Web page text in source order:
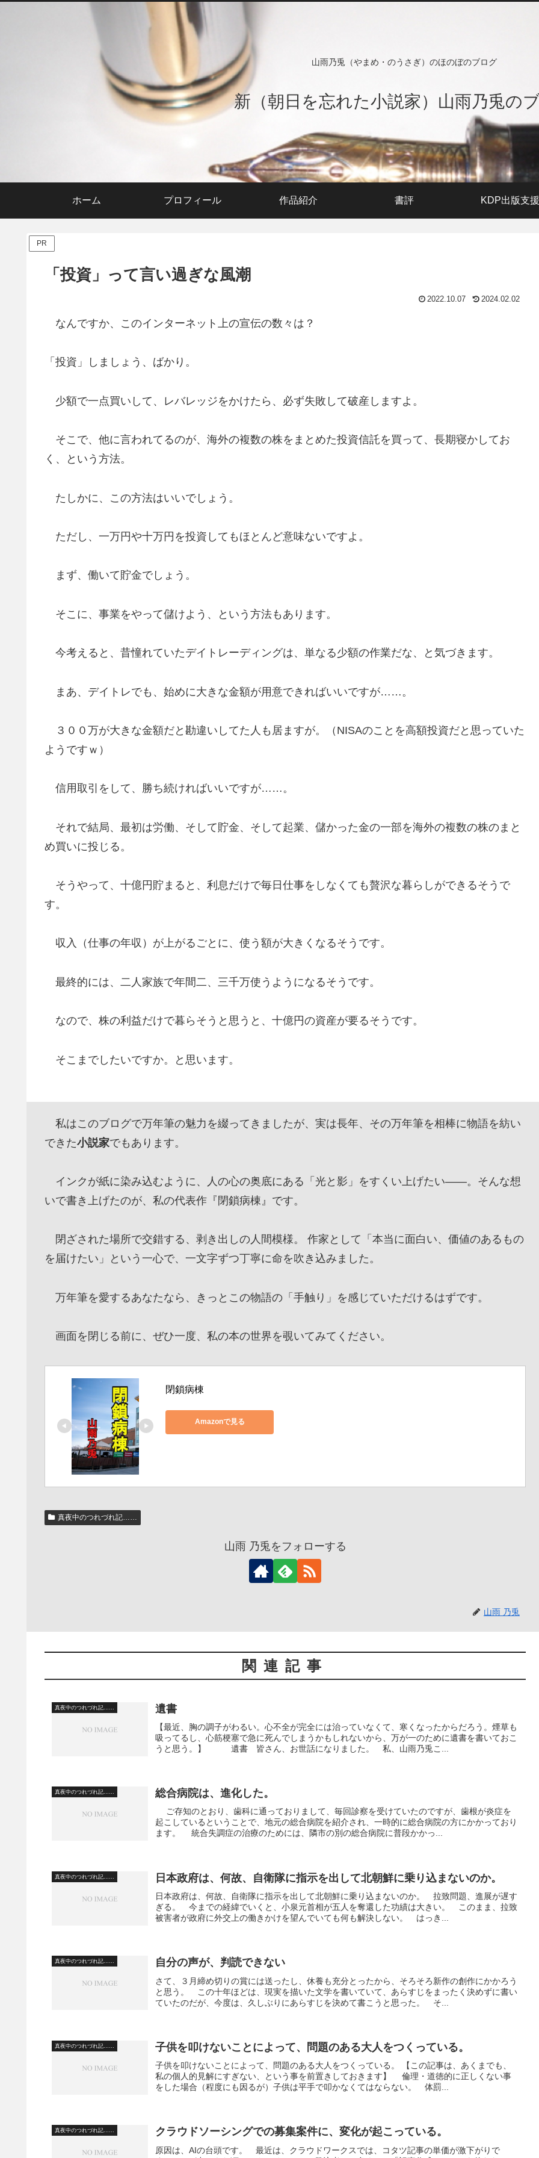
山雨乃兎（やまめ・のうさぎ）のほのぼのブログ
新（朝日を忘れた小説家）山雨乃兎の
ホーム プロフィール 作品紹介 書評 KDP出版支援
PR
「投資」って言い過ぎな風潮
2022.10.07 2024.02.02
なんですか、このインターネット上の宣伝の数々は？
「投資」しましょう、ばかり。
少額で一点買いして、レバレッジをかけたら、必ず失敗して破産しますよ。
そこで、他に言われてるのが、海外の複数の株をまとめた投資信託を買って、長期寝かしてお
く、という方法。
たしかに、この方法はいいでしょう。
ただし、一万円や十万円を投資してもほとんど意味ないですよ。
まず、働いて貯金でしょう。
そこに、事業をやって儲けよう、という方法もあります。
今考えると、昔憧れていたデイトレーディングは、単なる少額の作業だな、と気づきます。
まあ、デイトレでも、始めに大きな金額が用意できればいいですが……。
３００万が大きな金額だと勘違いしてた人も居ますが。（NISAのことを高額投資だと思っていた
ようですｗ）
信用取引をして、勝ち続ければいいですが……。
それで結局、最初は労働、そして貯金、そして起業、儲かった金の一部を海外の複数の株のまと
め買いに投じる。
そうやって、十億円貯まると、利息だけで毎日仕事をしなくても贅沢な暮らしができるそうで
す。
収入（仕事の年収）が上がるごとに、使う額が大きくなるそうです。
最終的には、二人家族で年間二、三千万使うようになるそうです。
なので、株の利益だけで暮らそうと思うと、十億円の資産が要るそうです。
そこまでしたいですか。と思います。
私はこのブログで万年筆の魅力を綴ってきましたが、実は長年、その万年筆を相棒に物語を紡い
できた小説家でもあります。
インクが紙に染み込むように、人の心の奥底にある「光と影」をすくい上げたい——。そんな想
いで書き上げたのが、私の代表作『閉鎖病棟』です。
閉ざされた場所で交錯する、剥き出しの人間模様。 作家として「本当に面白い、価値のあるもの
を届けたい」という一心で、一文字ずつ丁寧に命を吹き込みました。
万年筆を愛するあなたなら、きっとこの物語の「手触り」を感じていただけるはずです。
画面を閉じる前に、ぜひ一度、私の本の世界を覗いてみてください。
閉鎖病棟
Amazonで見る
真夜中のつれづれ記……
山雨 乃兎をフォローする
山雨 乃兎
関連記事
真夜中のつれづれ記…… 遺書
【最近、胸の調子がわるい。心不全が完全には治っていなくて、寒くなったからだろう。煙草も
吸ってるし、心筋梗塞で急に死んでしまうかもしれないから、万が一のために遺書を書いておこ
うと思う。】 遺書 皆さん、お世話になりました。 私、山雨乃兎こ...
真夜中のつれづれ記…… 総合病院は、進化した。
ご存知のとおり、歯科に通っておりまして、毎回診察を受けていたのですが、歯根が炎症を
起こしているということで、地元の総合病院を紹介され、一時的に総合病院の方にかかっており
ます。 統合失調症の治療のためには、隣市の別の総合病院に普段かかっ...
真夜中のつれづれ記…… 日本政府は、何故、自衛隊に指示を出して北朝鮮に乗り込まないのか。
日本政府は、何故、自衛隊に指示を出して北朝鮮に乗り込まないのか。 拉致問題、進展が遅す
ぎる。 今までの経緯でいくと、小泉元首相が五人を奪還した功績は大きい。 このまま、拉致
被害者が政府に外交上の働きかけを望んでいても何も解決しない。 はっき...
真夜中のつれづれ記…… 自分の声が、判読できない
さて、３月締め切りの賞には送ったし、休養も充分とったから、そろそろ新作の創作にかかろう
と思う。 この十年ほどは、現実を描いた文学を書いていて、あらすじをまったく決めずに書い
ていたのだが、今度は、久しぶりにあらすじを決めて書こうと思った。 そ...
真夜中のつれづれ記…… 子供を叩けないことによって、問題のある大人をつくっている。
子供を叩けないことによって、問題のある大人をつくっている。 【この記事は、あくまでも、
私の個人的見解にすぎない、という事を前置きしておきます】 倫理・道徳的に正しくない事
をした場合（程度にも因るが）子供は平手で叩かなくてはならない。 体罰...
真夜中のつれづれ記…… クラウドソーシングでの募集案件に、変化が起こっている。
原因は、AIの台頭です。 最近は、クラウドワークスでは、コタツ記事の単価が激下がりで